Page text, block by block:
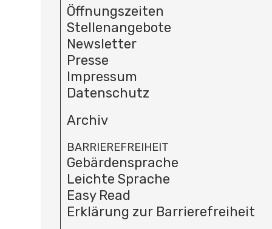
Öffnungszeiten
Stellenangebote
Newsletter
Presse
Impressum
Datenschutz
Archiv
BARRIEREFREIHEIT
Gebärdensprache
Leichte Sprache
Easy Read
Erklärung zur Barrierefreiheit